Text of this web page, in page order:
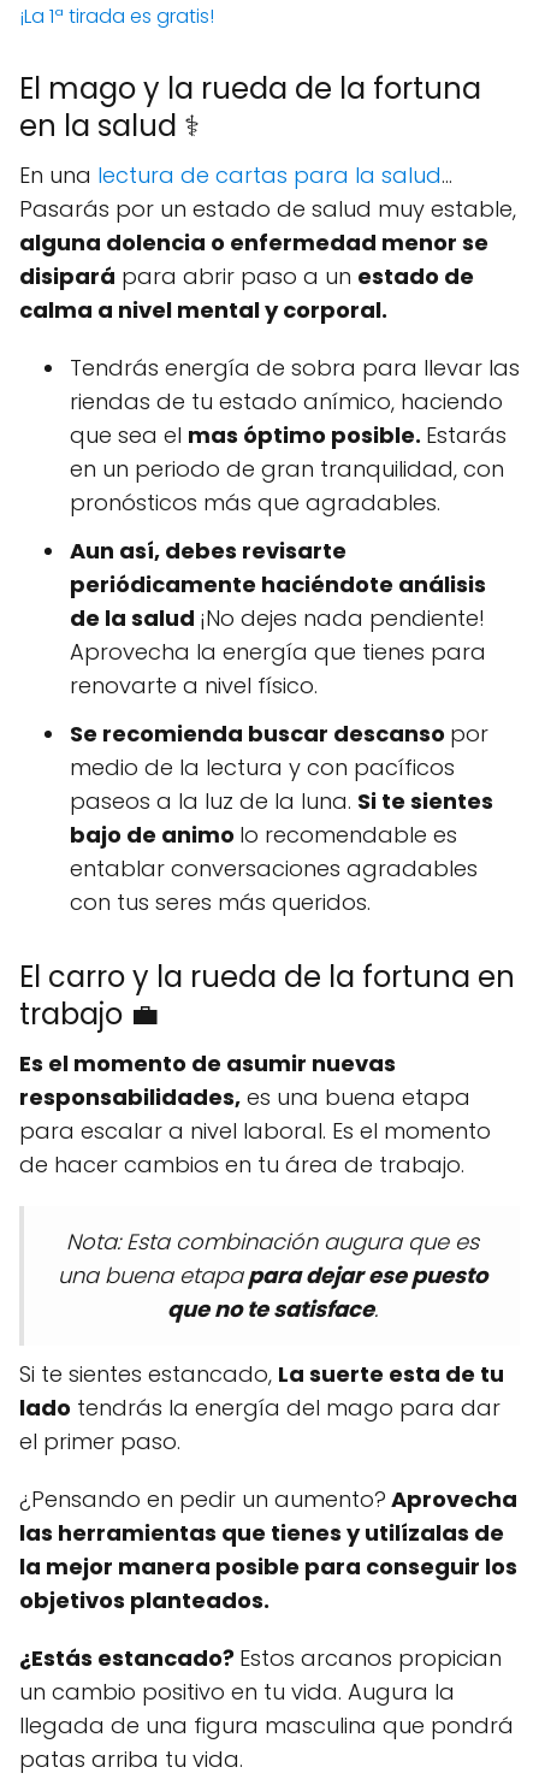
¡La 1ª tirada es gratis!
El mago y la rueda de la fortuna
en la salud ⚕️
En una lectura de cartas para la salud...
Pasarás por un estado de salud muy estable,
alguna dolencia o enfermedad menor se
disipará para abrir paso a un estado de
calma a nivel mental y corporal.
Tendrás energía de sobra para llevar las
riendas de tu estado anímico, haciendo
que sea el mas óptimo posible. Estarás
en un periodo de gran tranquilidad, con
pronósticos más que agradables.
Aun así, debes revisarte
periódicamente haciéndote análisis
de la salud ¡No dejes nada pendiente!
Aprovecha la energía que tienes para
renovarte a nivel físico.
Se recomienda buscar descanso por
medio de la lectura y con pacíficos
paseos a la luz de la luna. Si te sientes
bajo de animo lo recomendable es
entablar conversaciones agradables
con tus seres más queridos.
El carro y la rueda de la fortuna en
trabajo 💼
Es el momento de asumir nuevas
responsabilidades, es una buena etapa
para escalar a nivel laboral. Es el momento
de hacer cambios en tu área de trabajo.
Nota: Esta combinación augura que es
una buena etapapara dejar ese puesto
que no te satisface.
Si te sientes estancado, La suerte esta de tu
lado tendrás la energía del mago para dar
el primer paso.
¿Pensando en pedir un aumento? Aprovecha
las herramientas que tienes y utilízalas de
la mejor manera posible para conseguir los
objetivos planteados.
¿Estás estancado? Estos arcanos propician
un cambio positivo en tu vida. Augura la
llegada de una figura masculina que pondrá
patas arriba tu vida.